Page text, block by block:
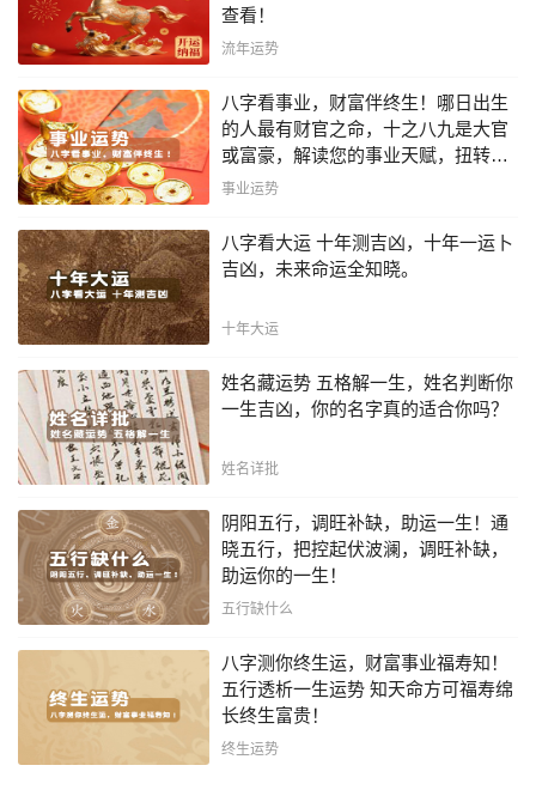
查看！
流年运势
八字看事业，财富伴终生！哪日出生
的人最有财官之命，十之八九是大官
或富豪，解读您的事业天赋，扭转当
下不利困局！！
事业运势
八字看大运 十年测吉凶，十年一运卜
吉凶，未来命运全知晓。
十年大运
姓名藏运势 五格解一生，姓名判断你
一生吉凶，你的名字真的适合你吗？
姓名详批
阴阳五行，调旺补缺，助运一生！通
晓五行，把控起伏波澜，调旺补缺，
助运你的一生！
五行缺什么
八字测你终生运，财富事业福寿知！
五行透析一生运势 知天命方可福寿绵
长终生富贵！
终生运势